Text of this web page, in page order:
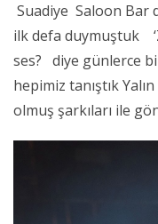
Suadiye Saloon Bar
ilk defa duymuştuk
ses? diye günlerce
hepimiz tanıştık
olmuş şarkıları ile